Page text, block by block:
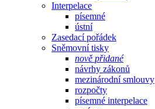
Interpelace
písemné
ústní
Zasedací pořádek
Sněmovní tisky
nově přidané
návrhy zákonů
mezinárodní smlouvy
rozpočty
písemné interpelace